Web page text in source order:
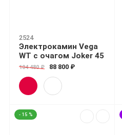
2524
Электрокамин Vega
WT с очагом Joker 45
104 480 ₽ 88 800 ₽
- 15 %